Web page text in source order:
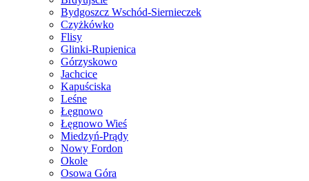
Bydgoszcz Wschód-Siernieczek
Czyżkówko
Flisy
Glinki-Rupienica
Górzyskowo
Jachcice
Kapuściska
Leśne
Łęgnowo
Łęgnowo Wieś
Miedzyń-Prądy
Nowy Fordon
Okole
Osowa Góra